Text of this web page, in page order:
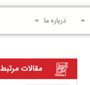
درباره ما
مقالات مرتبط